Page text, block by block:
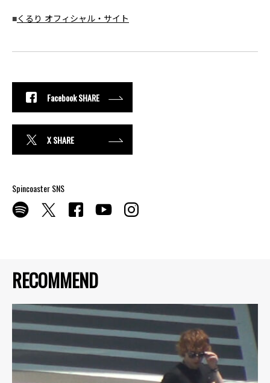
RECOMMEND
■くるり オフィシャル・サイト
Facebook SHARE
X SHARE
Spincoaster SNS